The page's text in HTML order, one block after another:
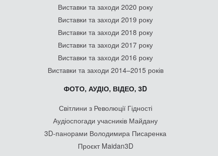
Виставки та заходи 2020 року
Виставки та заходи 2019 року
Виставки та заходи 2018 року
Виставки та заходи 2017 року
Виставки та заходи 2016 року
Виставки та заходи 2014–2015 років
ФОТО, АУДІО, ВІДЕО, 3D
Світлини з Революції Гідності
Аудіоспогади учасників Майдану
3D-панорами Володимира Писаренка
Проєкт Maidan3D